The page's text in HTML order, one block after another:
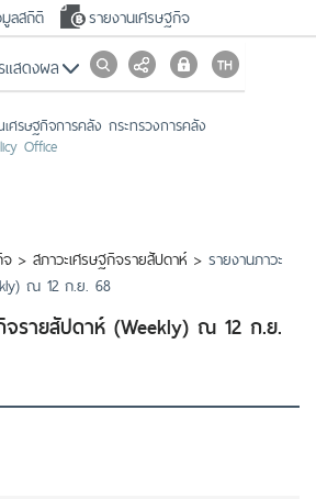
ลสถิติ รายงานเศรษฐกิจ
แสดงผล
ศรษฐกิจการคลัง กระทรวงการคลัง
Office
> สภาวะเศรษฐกิจรายสัปดาห์ > รายงานภาวะ
ณ 12 ก.ย. 68
จรายสัปดาห์ (Weekly) ณ 12 ก.ย.